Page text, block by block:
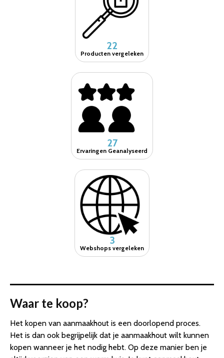
22
Producten vergeleken
27
Ervaringen Geanalyseerd
3
Webshops vergeleken
Waar te koop?
Het kopen van aanmaakhout is een doorlopend proces.
Het is dan ook begrijpelijk dat je aanmaakhout wilt kunnen
kopen wanneer je het nodig hebt. Op deze manier ben je